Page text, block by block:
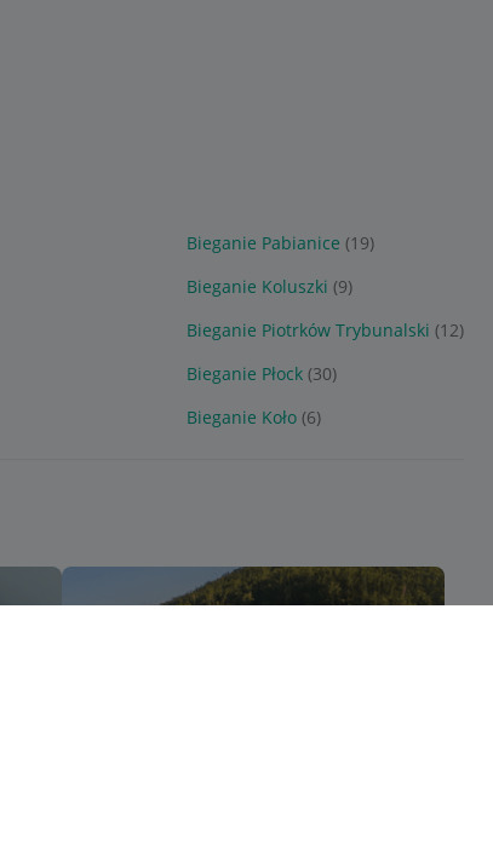
Bieganie Pabianice (19)
Bieganie Koluszki (9)
Bieganie Piotrków Trybunalski (12)
Bieganie Płock (30)
Bieganie Koło (6)